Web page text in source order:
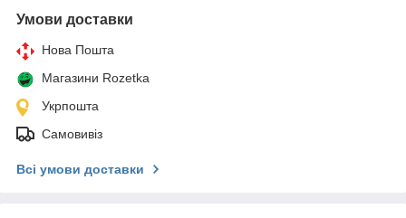
Умови доставки
Нова Пошта
Магазини Rozetka
Укрпошта
Самовивіз
Всі умови доставки